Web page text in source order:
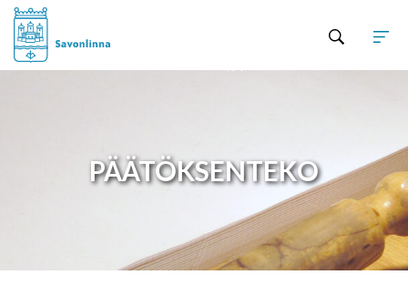
PÄÄTÖKSENTEKO